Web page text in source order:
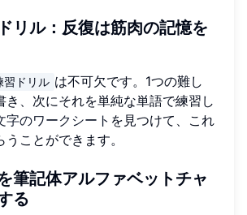
リル：反復は筋肉の記憶を
習ドリル は不可欠です。1つの難し
き、次にそれを単純な単語で練習し
字のワークシート を見つけて、これ
ことができます。
筆記体アルファベットチャ
る